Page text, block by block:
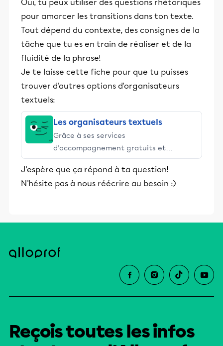
Oui, tu peux utiliser des questions rhétoriques
pour amorcer les transitions dans ton texte.
Tout dépend du contexte, des consignes de la
tâche que tu es en train de réaliser et de la
fluidité de la phrase!
Je te laisse cette fiche pour que tu puisses
trouver d'autres options d'organisateurs
textuels:
Les organisateurs textuels
Grâce à ses services
d’accompagnement gratuits et
stimulants, Alloprof engage les élèves
et leurs parents dans la réussite
éducative.
J'espère que ça répond à ta question!
N'hésite pas à nous réécrire au besoin :)
Reçois toutes les infos